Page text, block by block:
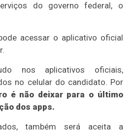
do governo federal, o
acessar o aplicativo oficial
nos aplicativos oficiais,
no celular do candidato. Por
é não deixar para o último
dos apps.
também será aceita a